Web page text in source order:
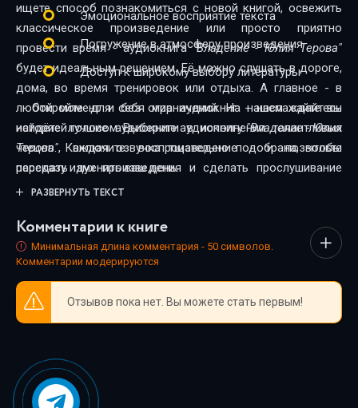
ищете способ познакомиться с новой книгой, освежить
классическое произведение или просто приятно
провести время - аудиокнига"Владение - Юлия Терова"
будет идеальным решением. Её можно слушать в дороге,
дома, во время тренировок или отдыха. А главное - в
любой момент и без ограничений. На нашем сайте вы
найдёте лучшие аудиокниги в исполнении талантливых
чтецов. Каждая озвучка тщательно подобрана, чтобы
передать дух произведения и сделать прослушивание
максимально комфортным. Новинки и классика,
собрали всё, чтобы каждый нашёл книгу по душе.
Эмоциональное восприятие текста
Погружение в атмосферу произведения
Доступ к широкому выбору литературы
Откройте для себя мир аудиокниг - наслаждайтесь
историей голосом. Выберите аудиокнигу"Владение - Юлия
Терова", включите воспроизведение - и позвольте
рассказу изменить ваш день.
РАЗВЕРНУТЬ ТЕКСТ
Комментарии к книге
Минимальная длина комментария - 50 символов.
Комментарии модерируются
Отзывов пока нет. Вы можете стать первым!